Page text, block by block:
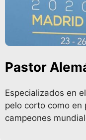
Pastor
Especializados en
pelo corto como en
campeones